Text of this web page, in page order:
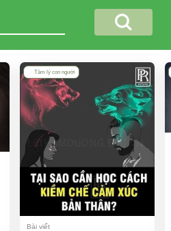
Tâm lý con người
Bài viết